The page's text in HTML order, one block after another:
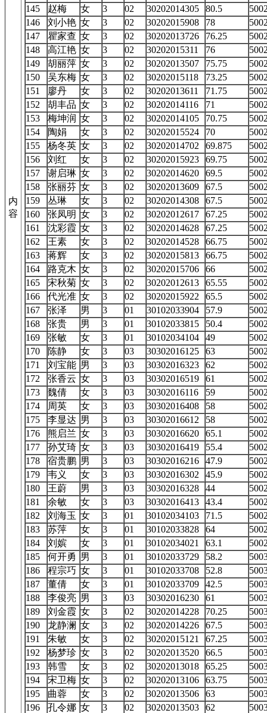
内
容
145 赵梅 女 3 02 30202014305 80.5
146
刘小艳 女 3 02 30202015908 78
147
瞿家查 女 3 02 30202013726 76.25
148
高江艳 女 3 02 30202015311 76
149
胡丽萍 女 3 02 30202013507 75.75
150
吴东梅 女 3 02 30202015118 73.25
151
廖丹 女 3 02 30202013611 71.75
152
胡丰品 女 3 02 30202014116 71
153
梅坤润 女 3 02 30202014105 70.75
154
陶娟 女 3 02 30202015524 70
155
杨冬英 女 3 02 30202014702 69.875
156
刘红 女 3 02 30202015923 69.75
157
谢启琳 女 3 02 30202014620 69.5
158
张丽芬 女 3 02 30202013609 67.5
159
丛琳 女 3 02 30202014308 67.5
160
张凤明 女 3 02 30202012617 67.25
161
沈彩霞 女 3 02 30202014628 67.25
162
王素 女 3 02 30202014528 66.75
163
蒋辉 女 3 02 30202015813 66.75
164
路克木 女 3 02 30202015706 66
165
宋秋菊 女 3 02 30202012613 65.55
166
代光准 女 3 02 30202015922 65.5
167
张泽 男 3 01 30102033904 57.9
168
张贵 男 3 01 30102033815 50.4
169
张敏 女 3 01 30102034104 49
170
陈静 女 3 03 30302016125 63
171
刘宝能 男 3 03 30302016323 62
172
张香云 女 3 03 30302016519 61
173
魏倩 女 3 03 30302016116 59
174
周英 女 3 03 30302016408 58
175
李显达 男 3 03 30302016612 58
176
熊启兰 女 3 03 30302016620 65.1
177
孙艾琦 女 3 03 30302016419 55.4
178
宿贵鹏 男 3 03 30302016216 47.9
179
韦义 女 3 03 30302016302 45.9
180
王蔚 男 3 03 30302016328 44
181
余敏 女 3 03 30302016413 43.4
182
刘海玉 女 3 01 30102034103 71.5
183
苏萍 女 3 01 30102033828 64
184
刘嫔 女 3 01 30102034021 63.1
185
何开勇 男 3 01 30102033729 58.2
186
程宗巧 女 3 01 30102033708 52.8
187
董倩 女 3 01 30102033709 42.5
188
李俊亮 男 3 03 30302016230 61
189
刘金霞 女 3 02 30202014228 70.25
190
龙静澜 女 3 02 30202014226 67.5
191
朱敏 女 3 02 30202015121 67.25
192
杨梦珍 女 3 02 30202013520 66.5
193
韩雪 女 3 02 30202013018 65.25
194
宋卫梅 女 3 02 30202013106 63.75
195
曲蓉 女 3 02 30202013506 63
196
孔令娜 女 3 02 30202013503 62